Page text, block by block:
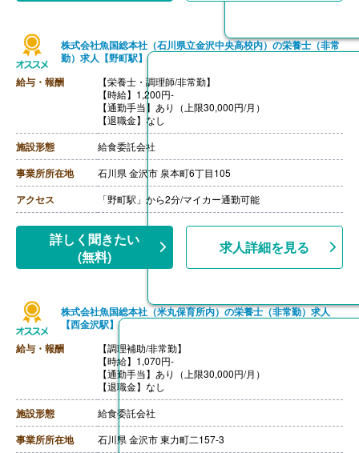
株式会社魚国総本社（石川県立金沢中央高校内）の栄養士（非常
勤）求人【野町駅】
給与・報酬
【栄養士・調理師/非常勤】
【時給】1,200円-
【通勤手当】あり（上限30,000円/月）
【退職金】なし
施設形態 給食委託会社
事業所所在地 石川県 金沢市 泉本町6丁目105
アクセス 「野町駅」から2分/マイカー通勤可能
詳しく聞きたい
(無料)
求人詳細を見る
株式会社魚国総本社（米丸保育所内）の栄養士（非常勤）求人
【西金沢駅】
給与・報酬
【調理補助/非常勤】
【時給】1,070円-
【通勤手当】あり（上限30,000円/月）
【退職金】なし
施設形態 給食委託会社
事業所所在地 石川県 金沢市 東力町二157-3